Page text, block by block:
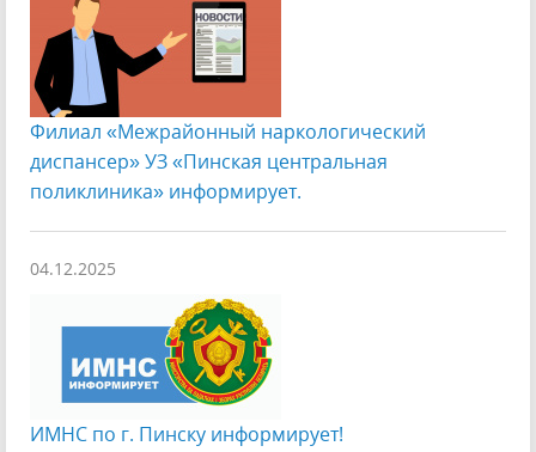
Филиал «Межрайонный наркологический
диспансер» УЗ «Пинская центральная
поликлиника» информирует.
04.12.2025
ИМНС по г. Пинску информирует!